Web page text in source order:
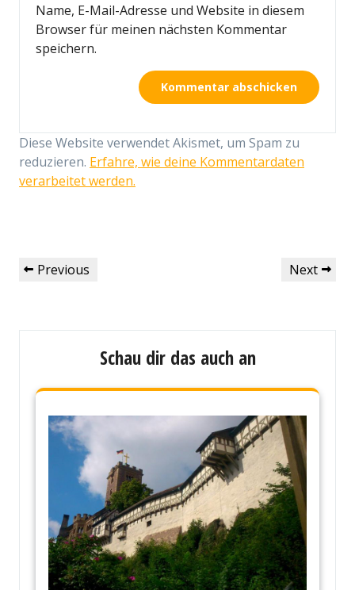
Name, E-Mail-Adresse und Website in diesem
Browser für meinen nächsten Kommentar
speichern.
Diese Website verwendet Akismet, um Spam zu
reduzieren. Erfahre, wie deine Kommentardaten
verarbeitet werden.
Beitragsnavigation
Previous
Previous
Next
Next
Schau dir das auch an